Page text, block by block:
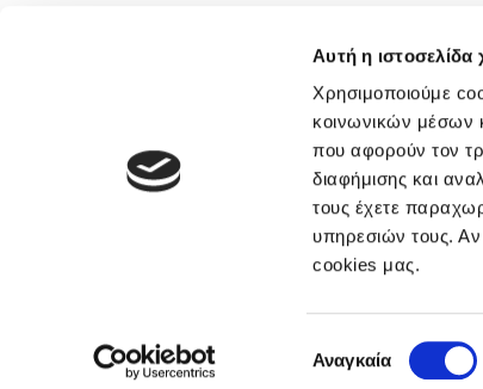
Αυτή η ιστοσελίδα
Χρησιμοποιούμε
κοινωνικών μέσων
που αφορούν τον
διαφήμισης και
τους έχετε
υπηρεσιών τους. Αν
cookies μας.
συγκατάθεσης
Αναγκαία
Πολιτική
Όροι χρήσης